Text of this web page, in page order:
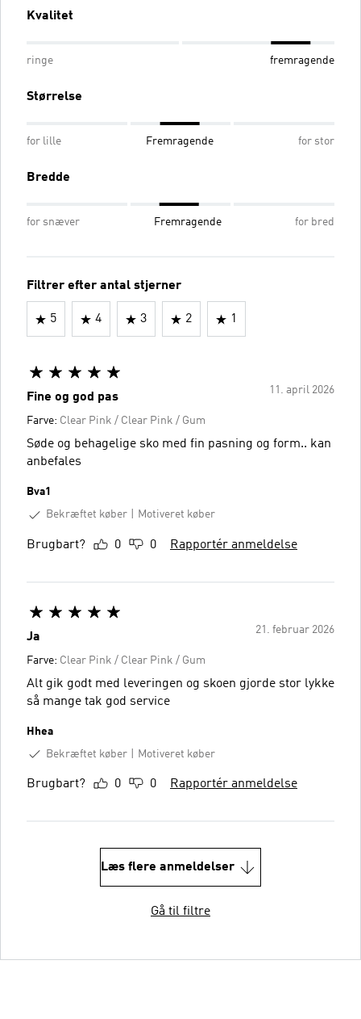
Kvalitet
ringe fremragende
Størrelse
for lille Fremragende for stor
Bredde
for snæver Fremragende for bred
Filtrer efter antal stjerner
5 4 3 2 1
11. april 2026
Fine og god pas
Farve: Clear Pink / Clear Pink / Gum
Søde og behagelige sko med fin pasning og form.. kan
anbefales
Bva1
Bekræftet køber
Motiveret køber
Brugbart? 0 0 Rapportér anmeldelse
21. februar 2026
Ja
Farve: Clear Pink / Clear Pink / Gum
Alt gik godt med leveringen og skoen gjorde stor lykke
så mange tak god service
Hhea
Bekræftet køber
Motiveret køber
Brugbart? 0 0 Rapportér anmeldelse
Læs flere anmeldelser
Gå til filtre